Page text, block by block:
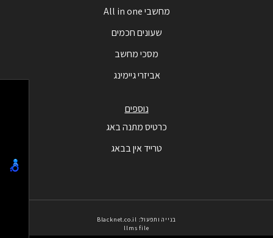
מחשבי All in one
שעונים חכמים
מסכי מחשב
אביזרי גיימינג
נוספים
כרטיס מתנה באג
טרייד אין בבאג
בנייה ותפעול: Blacknet.co.il
llms file